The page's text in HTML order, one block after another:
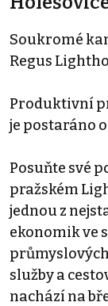
Soukromé
Regus
Produktivní
je postaráno
Posuňte své
pražském
jednou z
ekonomik ve
služby a
nachází na